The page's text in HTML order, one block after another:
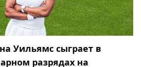
Уильямс сыграет в
разрядах на